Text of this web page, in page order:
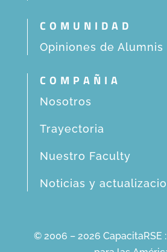
COMUNIDAD
Opiniones de Alumnis
COMPAÑIA
Nosotros
Trayectoria
Nuestro Faculty
Noticias y
© 2006 – 2026 CapacitaRSE